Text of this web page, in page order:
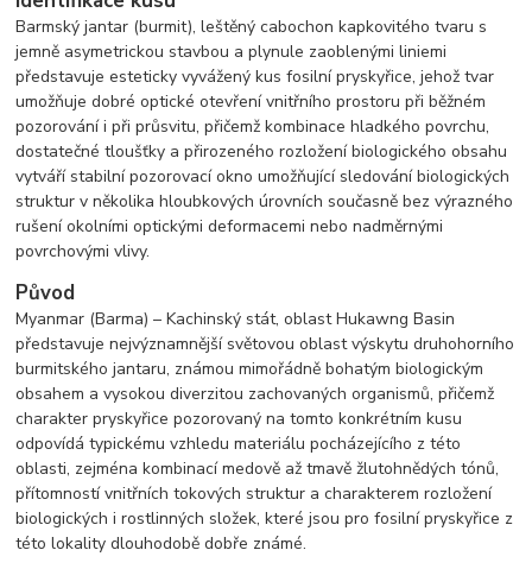
Barmský jantar (burmit), leštěný cabochon kapkovitého tvaru s
jemně asymetrickou stavbou a plynule zaoblenými liniemi
představuje esteticky vyvážený kus fosilní pryskyřice, jehož tvar
umožňuje dobré optické otevření vnitřního prostoru při běžném
pozorování i při průsvitu, přičemž kombinace hladkého povrchu,
dostatečné tloušťky a přirozeného rozložení biologického obsahu
vytváří stabilní pozorovací okno umožňující sledování biologických
struktur v několika hloubkových úrovních současně bez výrazného
rušení okolními optickými deformacemi nebo nadměrnými
povrchovými vlivy.
Původ
Myanmar (Barma) – Kachinský stát, oblast Hukawng Basin
představuje nejvýznamnější světovou oblast výskytu druhohorního
burmitského jantaru, známou mimořádně bohatým biologickým
obsahem a vysokou diverzitou zachovaných organismů, přičemž
charakter pryskyřice pozorovaný na tomto konkrétním kusu
odpovídá typickému vzhledu materiálu pocházejícího z této
oblasti, zejména kombinací medově až tmavě žlutohnědých tónů,
přítomností vnitřních tokových struktur a charakterem rozložení
biologických i rostlinných složek, které jsou pro fosilní pryskyřice z
této lokality dlouhodobě dobře známé.